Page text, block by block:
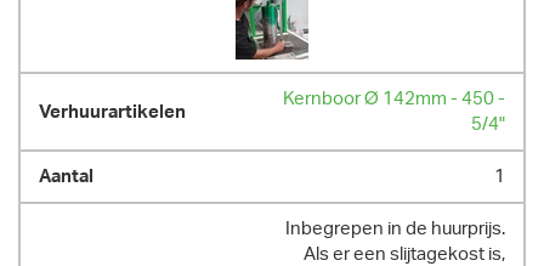
Kernboor Ø 142mm - 450 -
5/4"
1
Inbegrepen in de huurprijs.
Als er een slijtagekost is,